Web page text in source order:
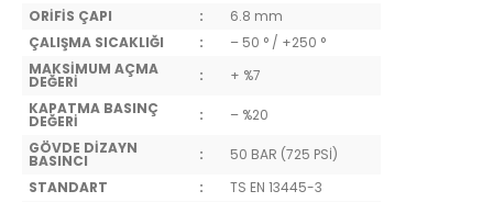
ORİFİS ÇAPI
:
6.8 mm
ÇALIŞMA SICAKLIĞI
:
– 50 ° / +250 °
MAKSİMUM AÇMA
DEĞERİ :
+ %7
KAPATMA BASINÇ
DEĞERİ :
– %20
GÖVDE DİZAYN
BASINCI :
50 BAR (725 PSİ)
STANDART
:
TS EN 13445-3